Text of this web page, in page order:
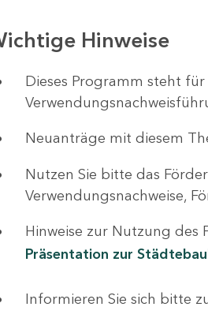
Hinweise
Dieses Programm steht
Neuanträge mit diesem
Nutzen Sie bitte das
Verwendungsnachweise,
Hinweise zur Nutzung
Präsentation zur
Informieren Sie sich bitte